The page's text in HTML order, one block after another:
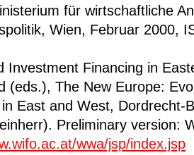
für wirtschaftliche
Wien, Februar 2000,
Investment Financing in
(eds.), The New Europe:
East and West, Dordrecht-
Preliminary version:
wwa/jsp/index.jsp